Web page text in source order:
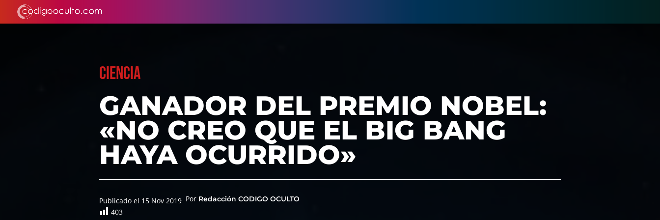
CIENCIA
GANADOR DEL PREMIO NOBEL:
«NO CREO QUE EL BIG BANG
HAYA OCURRIDO»
Publicado el 15 Nov 2019 Por Redacción CODIGO OCULTO
403